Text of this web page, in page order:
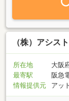
（株）アシス
所在地
大阪
最寄駅
阪急
情報提供元
アッ